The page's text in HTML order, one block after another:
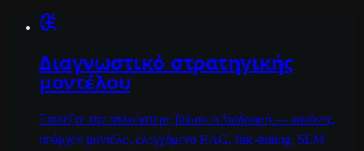
Διαγνωστικό στρατηγικής
μοντέλου
Επιλέξτε την απλούστερη βιώσιμη διαδρομή — κανόνες,
υπάρχον μοντέλο, ελεγχόμενο RAG, fine-tuning, SLM